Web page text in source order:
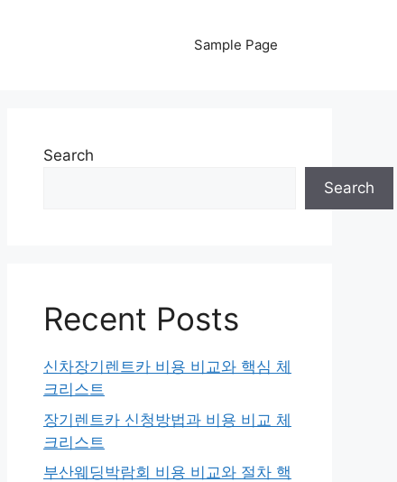
Sample Page
Search
Search
Recent Posts
신차장기렌트카 비용 비교와 핵심 체
크리스트
장기렌트카 신청방법과 비용 비교 체
크리스트
부산웨딩박람회 비용 비교와 절차 핵